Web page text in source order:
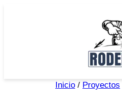
Inicio / Proyectos